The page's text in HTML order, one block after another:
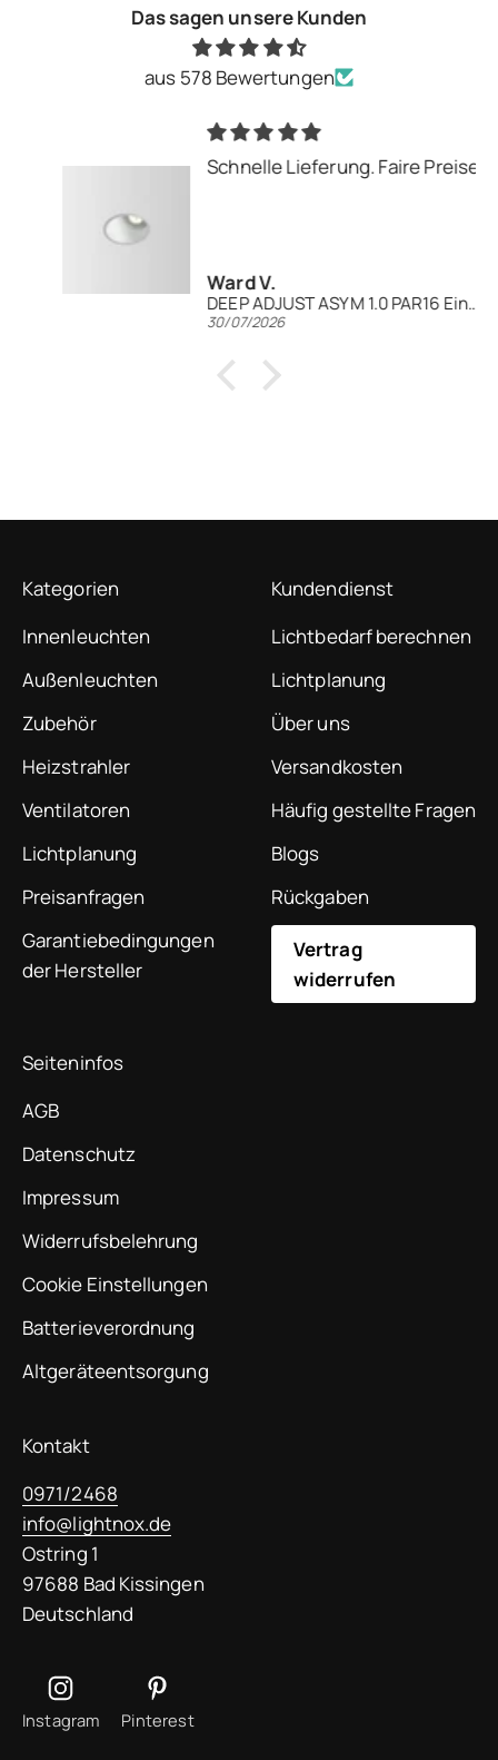
Das sagen unsere Kunden
aus 578 Bewertungen
Schnelle Lieferung. Faire Preise
Ward V.
DEEP ADJUST ASYM 1.0 PAR16 Einbaustrahler
30/07/2026
Kategorien
Innenleuchten
Außenleuchten
Zubehör
Heizstrahler
Ventilatoren
Lichtplanung
Preisanfragen
Garantiebedingungen
der Hersteller
Kundendienst
Lichtbedarf berechnen
Lichtplanung
Über uns
Versandkosten
Häufig gestellte Fragen
Blogs
Rückgaben
Vertrag
widerrufen
Seiteninfos
AGB
Datenschutz
Impressum
Widerrufsbelehrung
Cookie Einstellungen
Batterieverordnung
Altgeräteentsorgung
Kontakt
0971/2468
info@lightnox.de
Ostring 1
97688 Bad Kissingen
Deutschland
Instagram Pinterest